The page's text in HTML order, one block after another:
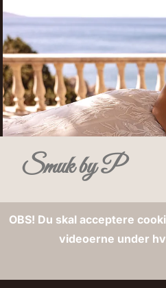
Smuk by P
OBS! Du skal acceptere
videoerne under